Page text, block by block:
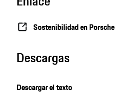
Sostenibilidad en Porsche
Descargas
Descargar el texto